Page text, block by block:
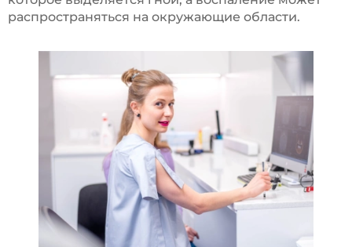
распространяться на окружающие области.